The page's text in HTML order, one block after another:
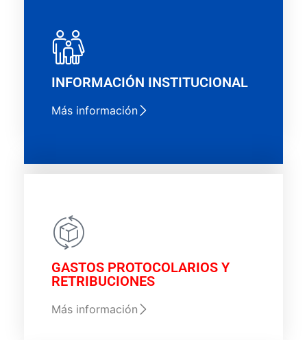
INFORMACIÓN INSTITUCIONAL
Más información
GASTOS PROTOCOLARIOS Y
RETRIBUCIONES
Más información